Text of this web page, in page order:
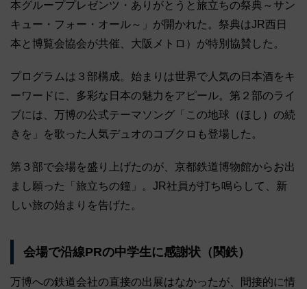
本グループプレゼンツ・ありがとうと旅立ちの祭典～サン
キュー・フォー・オール～」が開かれた。祭典はJR西日
本と博覧会協会が共催、大阪メトロ）が特別協賛した。
プログラムは３部構成。始まりは世界で人気の日本酒をキ
ーワードに、多彩な日本の魅力をアピール。第２部のライ
ブには、万博の公式テーマソング「この地球（ほし）の続
きを」を歌った人気デュオのコブクロも登場した。
第３部で会場を盛り上げたのが、京都鉄道博物館からお出
まし願った「旅立ちの鐘」。JR社員が打ち鳴らして、新
しい旅の始まりを告げた。
会場で沿線PRの中学生に感謝状（関鉄）
万博への鉄道会社の直接の出展はなかったが、間接的に情